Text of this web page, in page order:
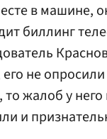
в машине,
биллинг
не опросили
то жалоб у
и